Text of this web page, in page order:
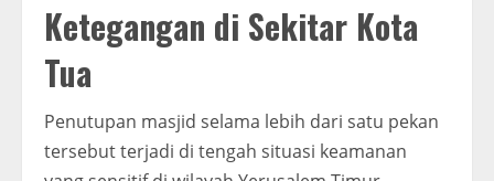
Ketegangan di Sekitar Kota
Tua
Penutupan masjid selama lebih dari satu pekan
tersebut terjadi di tengah situasi keamanan